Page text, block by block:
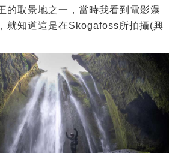
的取景地之一，當時我看到電影瀑
就知道這是在Skogafoss所拍攝(興